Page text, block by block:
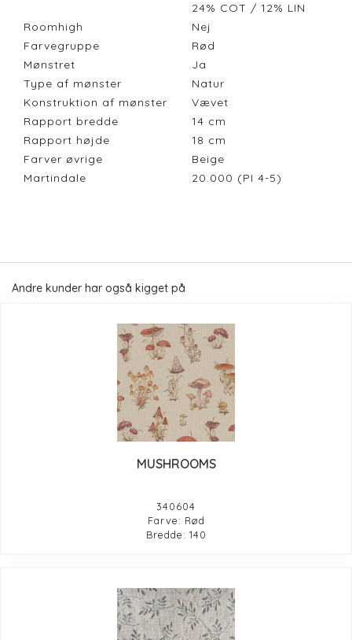
24% COT / 12% LIN
Roomhigh
Nej
Farvegruppe
Rød
Mønstret
Ja
Type af mønster
Natur
Konstruktion af mønster
Vævet
Rapport bredde
14 cm
Rapport højde
18 cm
Farver øvrige
Beige
Martindale
20.000 (PI 4-5)
Andre kunder har også kigget på
MUSHROOMS
340604
Farve: Rød
Bredde: 140